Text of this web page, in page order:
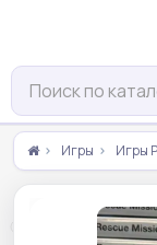
Игры Игры